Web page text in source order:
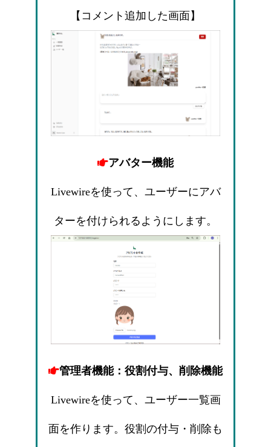
【コメント追加した画面】
アバター機能
Livewireを使って、ユーザーにアバ
ターを付けられるようにします。
管理者機能：役割付与、削除機能
Livewireを使って、ユーザー一覧画
面を作ります。役割の付与・削除も